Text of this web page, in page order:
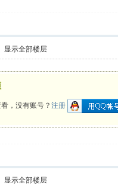
显示全部楼层
，没有账号？注册
显示全部楼层